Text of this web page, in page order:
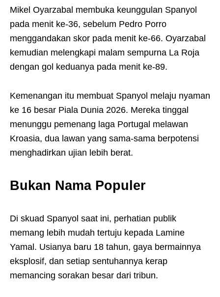
Mikel Oyarzabal membuka keunggulan Spanyol
pada menit ke-36, sebelum Pedro Porro
menggandakan skor pada menit ke-66. Oyarzabal
kemudian melengkapi malam sempurna La Roja
dengan gol keduanya pada menit ke-89.
Kemenangan itu membuat Spanyol melaju nyaman
ke 16 besar Piala Dunia 2026. Mereka tinggal
menunggu pemenang laga Portugal melawan
Kroasia, dua lawan yang sama-sama berpotensi
menghadirkan ujian lebih berat.
Bukan Nama Populer
Di skuad Spanyol saat ini, perhatian publik
memang lebih mudah tertuju kepada Lamine
Yamal. Usianya baru 18 tahun, gaya bermainnya
eksplosif, dan setiap sentuhannya kerap
memancing sorakan besar dari tribun.